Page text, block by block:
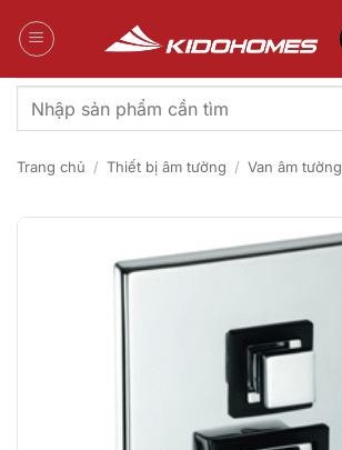
qua
Tìm
kiếm:
Trang chủ / Thiết bị âm tường / Van âm tường